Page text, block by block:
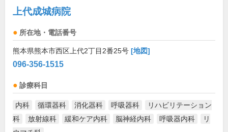
上代成城病院
所在地・電話番号
熊本県熊本市西区上代2丁目2番25号 [地図]
096-356-1515
診療科目
内科 循環器科 消化器科 呼吸器科
リハビリテーション
科
放射線科 緩和ケア内科 脳神経内科 呼吸器内科
リ